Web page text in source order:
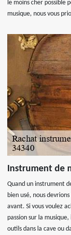
le moins cher possible
musique, nous vous
Instrument de
Quand un instrument
bien usé, nous
avant. Si vous voulez
passion sur la
outils dans la cave ou